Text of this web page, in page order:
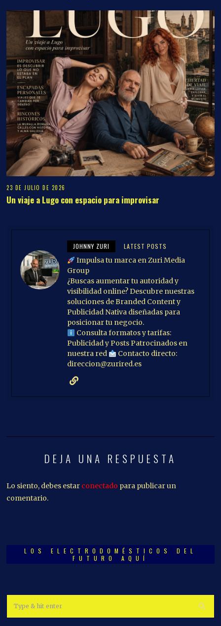
23 DE JULIO DE 2026
Un viaje a Lugo con espacio para improvisar
JOHNNY ZURI LATEST POSTS
Impulsa tu marca en Zuri Media
Group
¿Buscas aumentar tu autoridad y
visibilidad online? Descubre nuestras
soluciones de Branded Content y
Publicidad Nativa diseñadas para
posicionar tu negocio.
Consulta formatos y tarifas:
Publicidad y Posts Patrocinados en
nuestra red
Contacto directo:
direccion@zurired.es
DEJA UNA RESPUESTA
Lo siento, debes estar conectado para publicar un
comentario.
LOS ELECTRODOMÉSTICOS DEL
FUTURO AQUÍ